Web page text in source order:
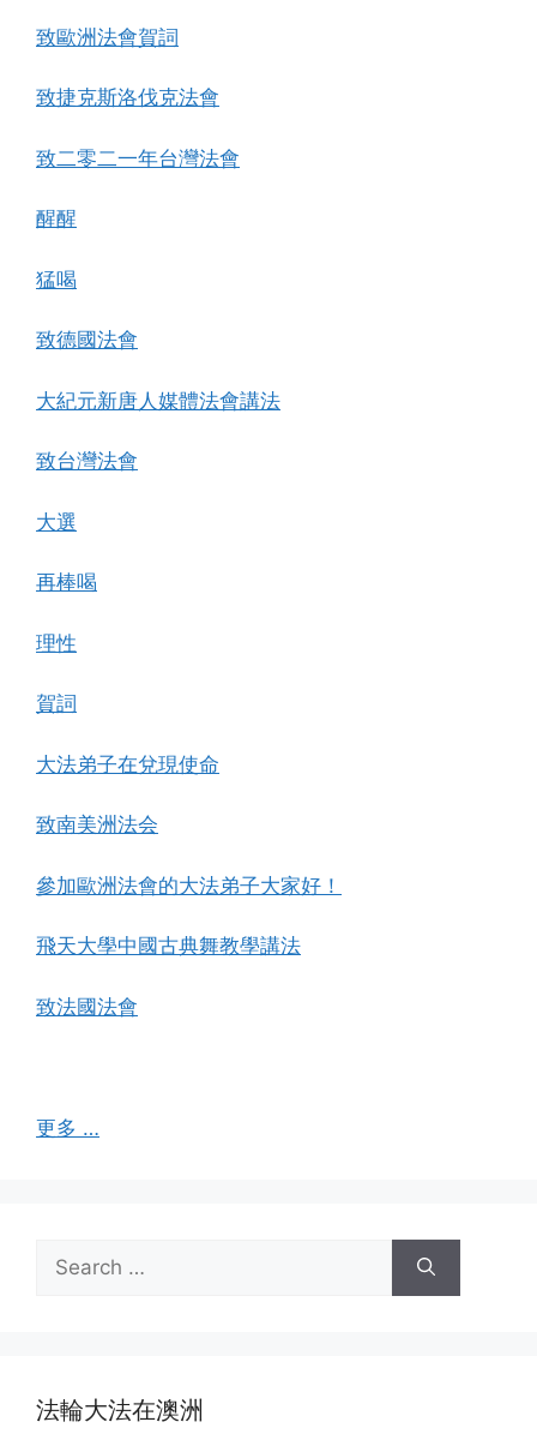
致歐洲法會賀詞
致捷克斯洛伐克法會
致二零二一年台灣法會
醒醒
猛喝
致德國法會
大紀元新唐人媒體法會講法
致台灣法會
大選
再棒喝
理性
賀詞
大法弟子在兌現使命
致南美洲法会
參加歐洲法會的大法弟子大家好！
飛天大學中國古典舞教學講法
致法國法會
更多 …
for:
法輪大法在澳洲